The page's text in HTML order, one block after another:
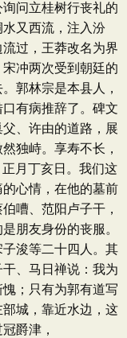
问立桂树行丧礼的
又西流，注入汾
过，王莽改名为界
冲两次受到朝廷的
郭林宗是本县人，
有病推辞了。碑文
、许由的道路，展
独峙。享寿不长，
月丁亥日。我们这
心情，在他的墓前
嘈、范阳卢子干，
朋友身份的丧服。
浚等二十四人。其
、马日禅说：我为
；只有为郭有道写
城，靠近水边，这
爵津，